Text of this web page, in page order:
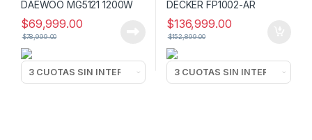
$69,999.00
$78,999.00
$136,999.00
$152,899.00